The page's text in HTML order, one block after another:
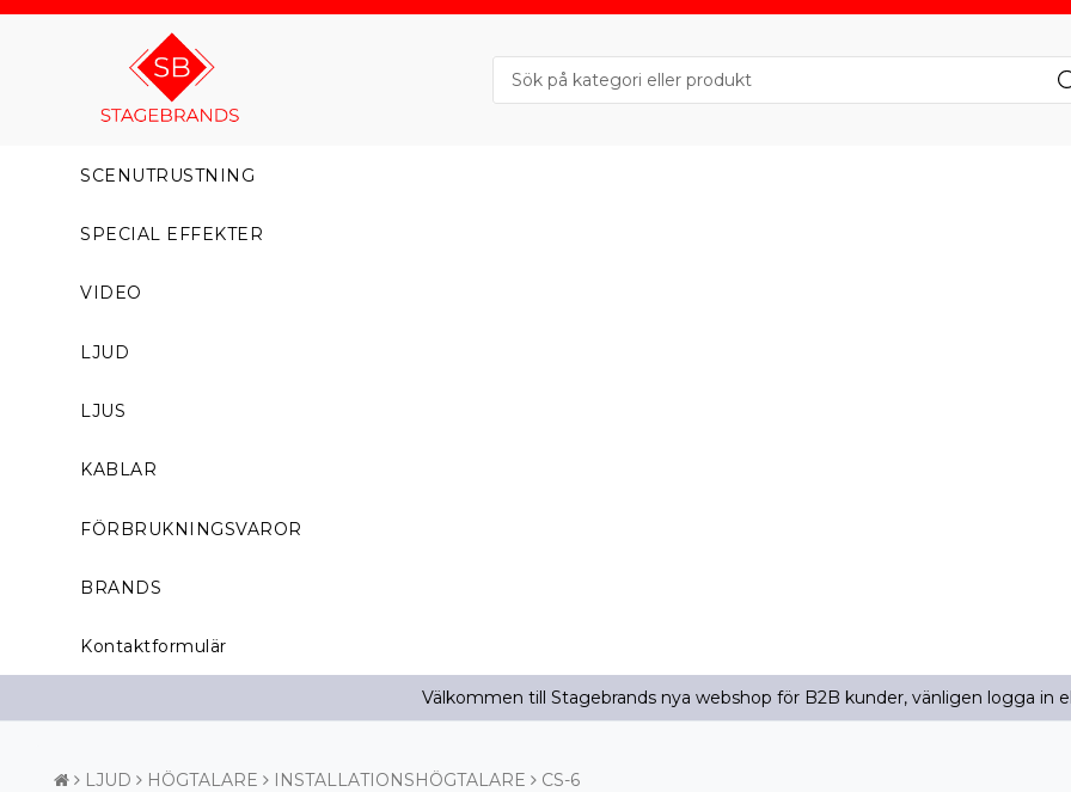
SCENUTRUSTNING
SPECIAL EFFEKTER
VIDEO
LJUD
LJUS
KABLAR
FÖRBRUKNINGSVAROR
BRANDS
Kontaktformulär
Välkommen till Stagebrands nya webshop för B2B kunder, vänligen logga in
LJUD HÖGTALARE INSTALLATIONSHÖGTALARE CS-6